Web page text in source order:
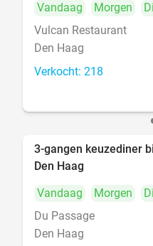
Vandaag Morgen Di
Vulcan Restaurant
Den Haag
Verkocht: 218
3-gangen keuzediner
Den Haag
Vandaag
Morgen Di
Du Passage
Den Haag